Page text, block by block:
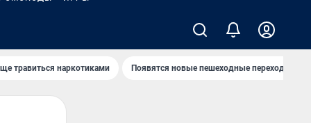
травиться наркотиками Появятся новые пешеходные переходы